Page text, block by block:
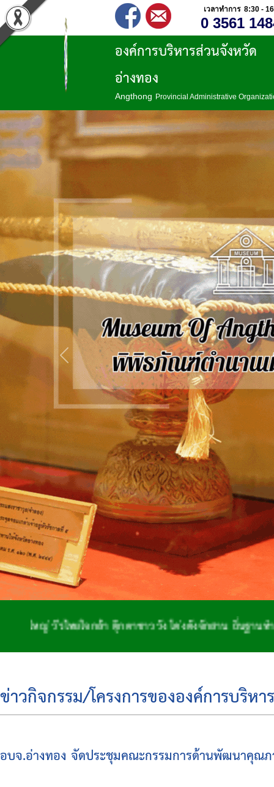
เวลาทำการ 8:30 -
0 3561
องค์การบริหารส่วนจังหวัด
อ่างทอง
Angthong Provincial Administrative
Previous
กล้า ตุ๊กตาชาววัง โด่งดังจักสาน ถิ่นฐานทำกลอง เมืองสองพ
ข่าวกิจกรรม/โครงการขององค์การบริห
อบจ.อ่างทอง จัดประชุมคณะกรรมการด้านพัฒนาคุณ